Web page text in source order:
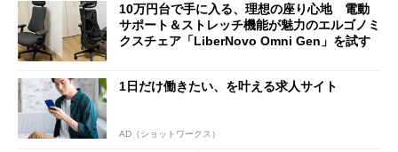
10万円台で手に入る、理想の座り心地 電動
サポート＆ストレッチ機能が魅力のエルゴノミ
クスチェア「LiberNovo Omni Gen」を試す
1日だけ働きたい、を叶える求人サイト
AD（ショットワークス）